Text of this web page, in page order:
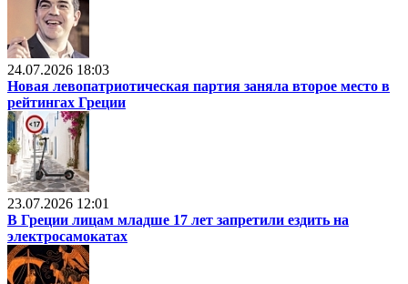
24.07.2026 18:03
Новая левопатриотическая партия заняла второе место в
рейтингах Греции
23.07.2026 12:01
В Греции лицам младше 17 лет запретили ездить на
электросамокатах